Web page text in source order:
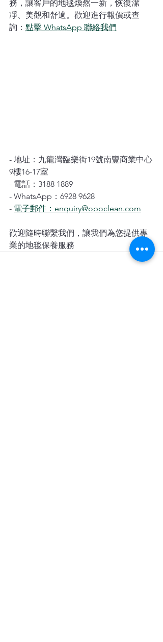
務，讓客戶的地毯煥然一新，恢復潔
凈、美觀和舒適。歡迎進行報價或查
詢： 點擊 WhatsApp 聯絡我們
- 地址：九龍灣臨樂街19號南豐商業中心
9樓16-17室
- 電話：3188 1889
- WhatsApp：6928 9628
- 電子郵件：enquiry@opoclean.com
歡迎隨時聯繫我們，讓我們為您提供專
業的地毯保養服務